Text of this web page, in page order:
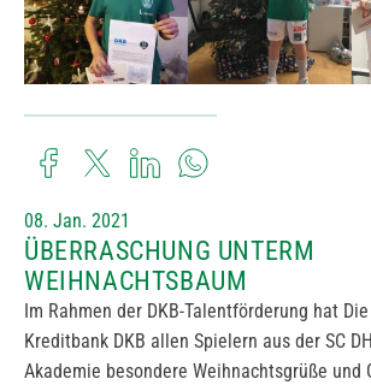
08. Jan. 2021
ÜBERRASCHUNG UNTERM
WEIHNACHTSBAUM
Im Rahmen der DKB-Talentförderung hat
Kreditbank DKB allen Spielern aus der SC
Akademie besondere Weihnachtsgrüße und